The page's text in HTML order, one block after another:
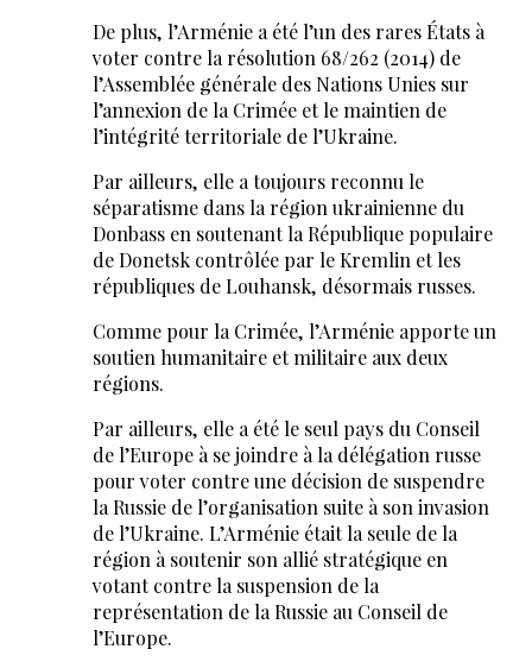
De plus, l’Arménie a été l’un des rares États à
voter contre la résolution 68/262 (2014) de
l’Assemblée générale des Nations Unies sur
l’annexion de la Crimée et le maintien de
l’intégrité territoriale de l’Ukraine.
Par ailleurs, elle a toujours reconnu le
séparatisme dans la région ukrainienne du
Donbass en soutenant la République populaire
de Donetsk contrôlée par le Kremlin et les
républiques de Louhansk, désormais russes.
Comme pour la Crimée, l’Arménie apporte un
soutien humanitaire et militaire aux deux
régions.
Par ailleurs, elle a été le seul pays du Conseil
de l’Europe à se joindre à la délégation russe
pour voter contre une décision de suspendre
la Russie de l’organisation suite à son invasion
de l’Ukraine. L’Arménie était la seule de la
région à soutenir son allié stratégique en
votant contre la suspension de la
représentation de la Russie au Conseil de
l’Europe.